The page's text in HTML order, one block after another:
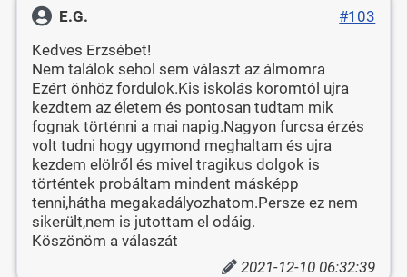
E.G.
#103
Kedves Erzsébet!
Nem találok sehol sem választ az álmomra
Ezért önhöz fordulok.Kis iskolás koromtól ujra
kezdtem az életem és pontosan tudtam mik
fognak történni a mai napig.Nagyon furcsa érzés
volt tudni hogy ugymond meghaltam és ujra
kezdem elölről és mivel tragikus dolgok is
történtek probáltam mindent másképp
tenni,hátha megakadályozhatom.Persze ez nem
sikerült,nem is jutottam el odáig.
Köszönöm a válaszát
2021-12-10 06:32:39